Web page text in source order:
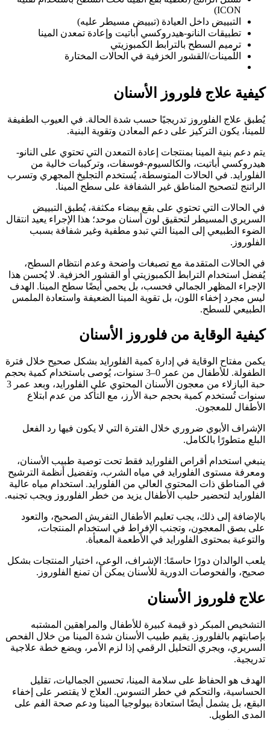
ICON)
التبييض داخل العيادة (تبييض مسيطر عليه)
تطبيقات النانو-هيدروكسي أباتيت وإعادة تمعدن المينا
ترميم السطح بالترابط الكمبوزيتي
اللّمينات/القشور الخزفية في الحالات المختارة
كيفية علاج فلوروز الأسنان
يُطبق علاج الفلوروز تدريجيًا حسب شدة الحالة. في العيوب الطفيفة
للمينا، يكون التركيز على دعم المعادن وتقوية البنية.
يتم دعم بنية المينا بمنتجات إعادة التمعدن التي تحتوي على النانو-
هيدروكسي أباتيت، والكالسيوم-فوسفات، وتركيبات خالية من
الفلورايد. في الحالات المتوسطة، يُستخدم التجليخ المجهري وتسرب
الراتنج لتصحيح المناطق غير الشفافة على سطح المينا.
في الحالات التي تحتوي على بقع بيضاء مكثفة، يُطبق التبييض
السريري المسيطر لتحقيق لون أسنان موحد؛ هذا الإجراء يعيد انتقال
الضوء الطبيعي إلى المينا التي تبدو مطفية وغير شفافة بسبب
الفلوروز.
في الحالات المتقدمة مع تصبغات واضحة وعدم انتظام السطح،
يُفضل استخدام الترابط الكمبوزيتي أو القشور الخزفية. لا يُحسن هذا
الإجراء المظهر الجمالي فحسب، بل يحمي أيضًا سطح المينا. الهدف
ليس مجرد إخفاء اللون، بل تقوية المينا الضعيفة واستعادة الملمس
الطبيعي للسطح.
كيفية الوقاية من فلوروز الأسنان
يكمن مفتاح الوقاية في إدارة كمية الفلورايد بشكل صحيح خلال فترة
الطفولة. للأطفال من عمر 0–3 سنوات، يُوصى باستخدام كمية بحجم
حبة البازلاء من معجون الأسنان المحتوي على الفلورايد، وبعد عمر 3
سنوات تُستخدم كمية بحجم حبة الأرز، مع التأكد من عدم ابتلاع
الأطفال للمعجون.
الإشراف الأبوي ضروري خلال الفترة التي لا يكون فيها رد الفعل
البلع متطورًا بالكامل.
ينبغي استخدام أقراص الفلورايد فقط تحت توصية طبيب الأسنان،
ومعرفة مستوى الفلورايد في مياه الشرب، وتفضيل أنظمة الترشيح
في المناطق ذات المحتوى العالي من الفلورايد. استخدام مياه عالية
الفلورايد لتحضير حليب الأطفال يزيد من خطر الفلوروز ويجب تجنبه.
بالإضافة إلى ذلك، يجب تعليم الأطفال التفريش الصحيح، والتعود
على بصق المعجون، وتجنب الإفراط في استخدام المنتجات،
والتوعية بمحتوى الفلورايد في الأطعمة المعبأة.
يلعب الوالدان دورًا حاسمًا: الإشراف، الوعي، اختيار المنتجات بشكل
صحيح، والفحوصات الدورية للأسنان يمكن أن تمنع الفلوروز.
علاج فلوروز الأسنان
التشخيص المبكر ذو قيمة كبيرة للأطفال والمراهقين المشتبه
بإصابتهم بالفلوروز. يقيم طبيب الأسنان شدة المينا من خلال الفحص
السريري، ويجري التحليل الرقمي إذا لزم الأمر، ويضع خطة علاجية
تدريجية.
الهدف هو الحفاظ على سلامة المينا، تحسين الجماليات، تقليل
الحساسية، والتحكم في خطر التسوس. العلاج لا يقتصر على إخفاء
البقع، بل يشمل أيضًا استعادة بيولوجيا المينا ودعم صحة الفم على
المدى الطويل.